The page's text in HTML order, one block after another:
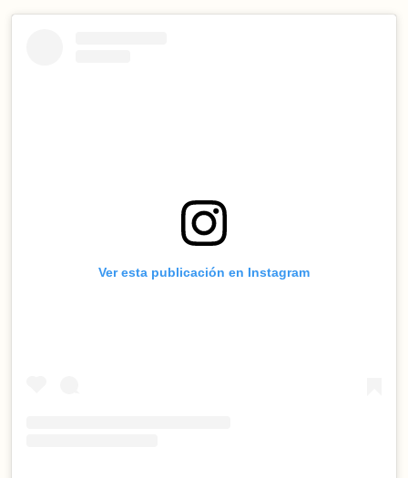
Ver esta publicación en Instagram